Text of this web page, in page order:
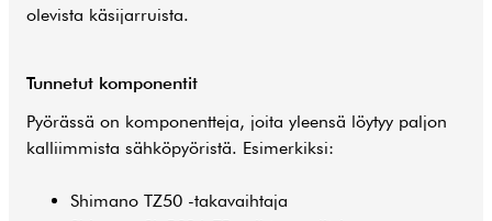
olevista käsijarruista.
Tunnetut komponentit
Pyörässä on komponentteja, joita yleensä löytyy paljon
kalliimmista sähköpyöristä. Esimerkiksi:
Shimano TZ50 -takavaihtaja